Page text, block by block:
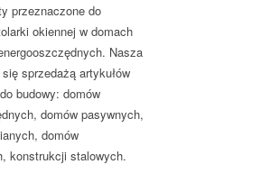
przeznaczone do
okiennej w domach
Nasza
sprzedażą artykułów
budowy: domów
domów pasywnych,
domów
konstrukcji stalowych.